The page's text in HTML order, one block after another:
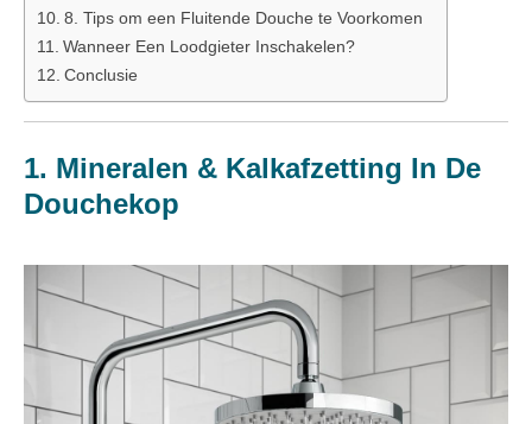
8. Tips om een Fluitende Douche te Voorkomen
Wanneer Een Loodgieter Inschakelen?
Conclusie
1. Mineralen & Kalkafzetting In De
Douchekop